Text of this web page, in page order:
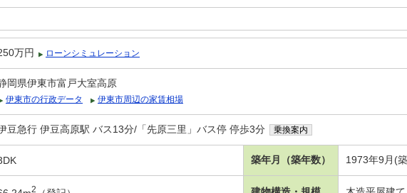
万円 ローンシミュレーション
岡県伊東市富戸大室高原
伊東市の行政データ 伊東市周辺の家賃相場
豆急行 伊豆高原駅 バス13分/「先原三里」バス停 停歩3分 乗換案内
築年月（築年数） 1973年9月(
2